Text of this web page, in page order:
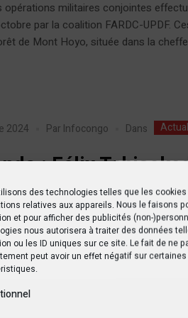
des technologies telles que les
relatives aux appareils. Nous le faisons
et pour afficher des publicités (non-
nous autorisera à traiter des données
ou les ID uniques sur ce site. Le fait de ne
peut avoir un effet négatif sur
opérations militaires conjointes
par la coalition FARDC-UPDF.
de Mont Hoyo, située dans la
2024 Par Infocongo Dans
: Félix
échangent
dans l’est de
le président de la République
en Ouganda ce mercredi 30
heures entre FélixTshisekedi et Yoweri